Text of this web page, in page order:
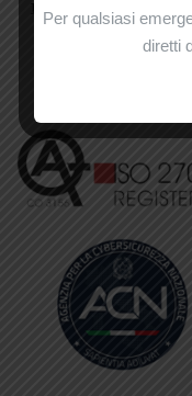
Per qualsiasi
diretti